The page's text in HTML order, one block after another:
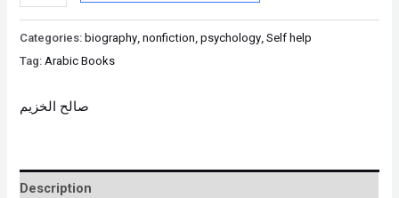
Categories: biography,nonfiction,psychology,Self help
Tag:Arabic Books
صالح الخزيم
Description